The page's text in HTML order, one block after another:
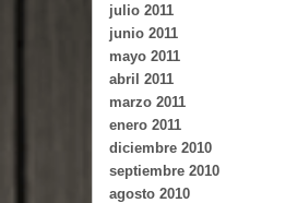
julio 2011
junio 2011
mayo 2011
abril 2011
marzo 2011
enero 2011
diciembre 2010
septiembre 2010
agosto 2010